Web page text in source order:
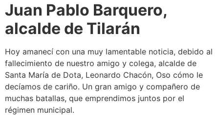
Juan Pablo Barquero,
alcalde de Tilarán
Hoy amanecí con una muy lamentable noticia, debido al
fallecimiento de nuestro amigo y colega, alcalde de
Santa María de Dota, Leonardo Chacón, Oso cómo le
decíamos de cariño. Un gran amigo y compañero de
muchas batallas, que emprendimos juntos por el
régimen municipal.